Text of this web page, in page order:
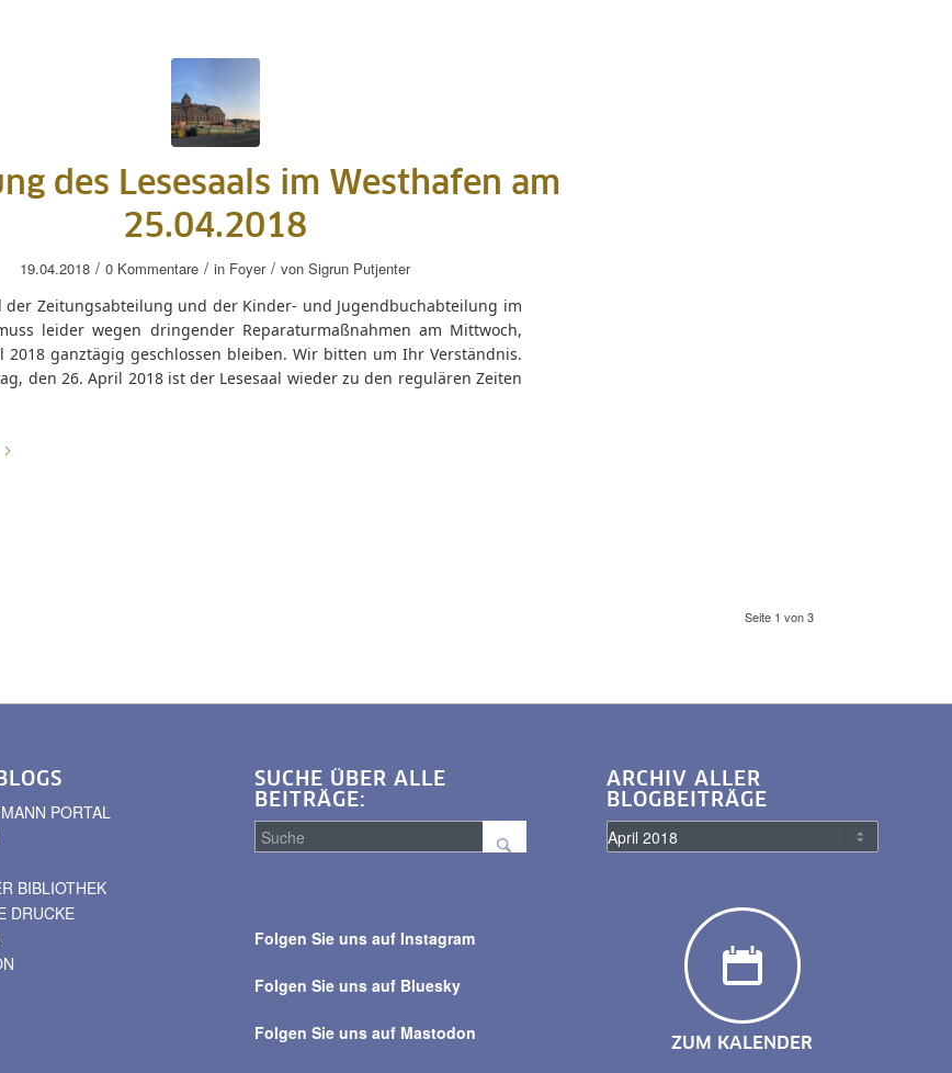
des Lesesaals im Westhafen am
25.04.2018
19.04.2018 / 0 Kommentare / in Foyer / von Sigrun Putjenter
der Zeitungsabteilung und der Kinder- und Jugendbuchabteilung im
leider wegen dringender Reparaturmaßnahmen am Mittwoch,
2018 ganztägig geschlossen bleiben. Wir bitten um Ihr Verständnis.
den 26. April 2018 ist der Lesesaal wieder zu den regulären Zeiten
Seite 1 von 3
PORTAL
BIBLIOTHEK
DRUCKE
SUCHE ÜBER ALLE
BEITRÄGE:
alle
Folgen Sie uns auf Instagram
Folgen Sie uns auf Bluesky
Folgen Sie uns auf Mastodon
ARCHIV ALLER
BLOGBEITRÄGE
ZUM KALENDER